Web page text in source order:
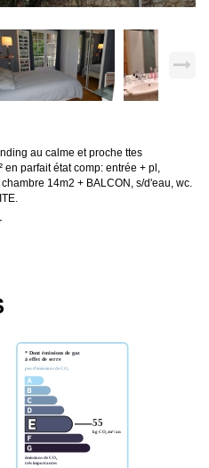
au calme et proche ttes
en parfait état comp: entrée + pl,
14m2 + BALCON, s/d'eau, wc.